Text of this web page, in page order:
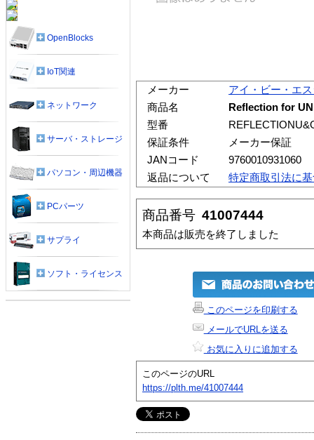
メーカー
アイ・ビー・エ
商品名
Reflection for
型番
保証条件
メーカー保証
JANコード
9760010931060
返品について
特定商取引法に
商品番号 41007444
本商品は販売を終了しました
このページを印刷する
メールでURLを送る
お気に入りに追加する
このページのURL
https://plth.me/41007444
OpenBlocks
IoT関連
ネットワーク
サーバ・ストレージ
パソコン・周辺機器
PCパーツ
サプライ
ソフト・ライセンス